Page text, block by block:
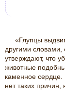
«Глупцы
другими
утверждают, что
животные
каменное сердце.
нет таких